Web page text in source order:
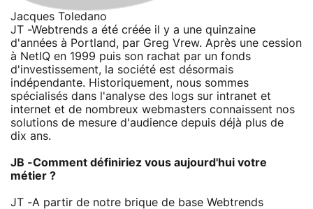
Jacques Toledano
JT -Webtrends a été créée il y a une quinzaine
d'années à Portland, par Greg Vrew. Après une cession
à NetIQ en 1999 puis son rachat par un fonds
d'investissement, la société est désormais
indépendante. Historiquement, nous sommes
spécialisés dans l'analyse des logs sur intranet et
internet et de nombreux webmasters connaissent nos
solutions de mesure d'audience depuis déjà plus de
dix ans.
JB -Comment définiriez vous aujourd'hui votre
métier ?
JT -A partir de notre brique de base Webtrends